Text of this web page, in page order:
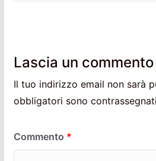
Lascia un commento
Il tuo indirizzo email non sarà
obbligatori sono contrassegnati
Commento *